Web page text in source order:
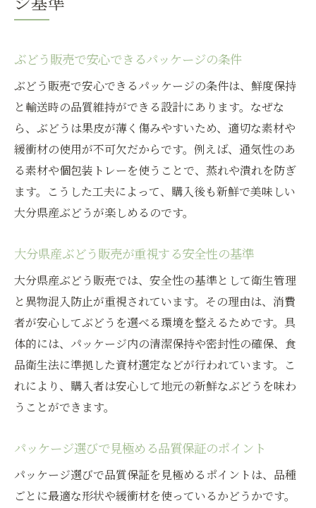
ぶどう販売で安心できるパッケージの条件
ぶどう販売で安心できるパッケージの条件は、鮮度保持
と輸送時の品質維持ができる設計にあります。なぜな
ら、ぶどうは果皮が薄く傷みやすいため、適切な素材や
緩衝材の使用が不可欠だからです。例えば、通気性のあ
る素材や個包装トレーを使うことで、蒸れや潰れを防ぎ
ます。こうした工夫によって、購入後も新鮮で美味しい
大分県産ぶどうが楽しめるのです。
大分県産ぶどう販売が重視する安全性の基準
大分県産ぶどう販売では、安全性の基準として衛生管理
と異物混入防止が重視されています。その理由は、消費
者が安心してぶどうを選べる環境を整えるためです。具
体的には、パッケージ内の清潔保持や密封性の確保、食
品衛生法に準拠した資材選定などが行われています。こ
れにより、購入者は安心して地元の新鮮なぶどうを味わ
うことができます。
パッケージ選びで見極める品質保証のポイント
パッケージ選びで品質保証を見極めるポイントは、品種
ごとに最適な形状や緩衝材を使っているかどうかです。